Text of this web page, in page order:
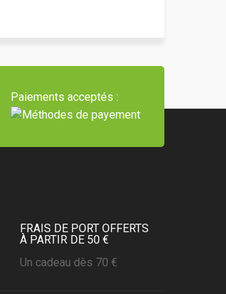
Paiements acceptés :
FRAIS DE PORT OFFERTS
À PARTIR DE 50 €
Un cadeau dès 70 €